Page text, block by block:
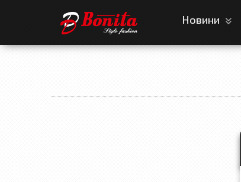
Новини